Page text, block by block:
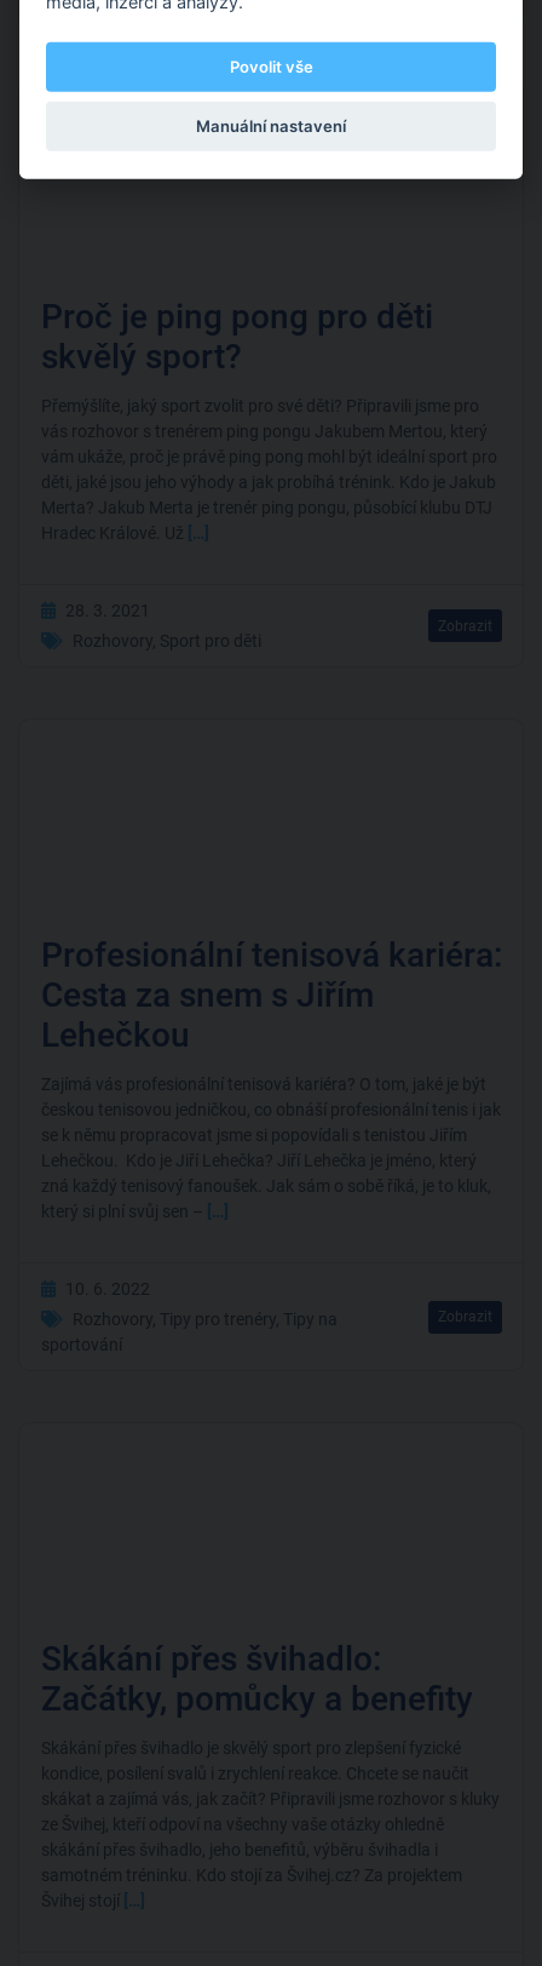
Proč je ping pong pro děti
skvělý sport?
Přemýšlíte, jaký sport zvolit pro své děti? Připravili jsme pro
vás rozhovor s trenérem ping pongu Jakubem Mertou, který
vám ukáže, proč je právě ping pong mohl být ideální sport pro
děti, jaké jsou jeho výhody a jak probíhá trénink. Kdo je Jakub
Merta? Jakub Merta je trenér ping pongu, působící klubu DTJ
Hradec Králové. Už […]
28. 3. 2021
Rozhovory, Sport pro děti
Zobrazit
Profesionální tenisová kariéra:
Cesta za snem s Jiřím
Lehečkou
Zajímá vás profesionální tenisová kariéra? O tom, jaké je být
českou tenisovou jedničkou, co obnáší profesionální tenis i jak
se k němu propracovat jsme si popovídali s tenistou Jiřím
Lehečkou. Kdo je Jiří Lehečka? Jiří Lehečka je jméno, který
zná každý tenisový fanoušek. Jak sám o sobě říká, je to kluk,
který si plní svůj sen – […]
10. 6. 2022
Rozhovory, Tipy pro trenéry, Tipy na
sportování
Zobrazit
Skákání přes švihadlo:
Začátky, pomůcky a benefity
Skákání přes švihadlo je skvělý sport pro zlepšení fyzické
kondice, posílení svalů i zrychlení reakce. Chcete se naučit
skákat a zajímá vás, jak začít? Připravili jsme rozhovor s kluky
ze Švihej, kteří odpoví na všechny vaše otázky ohledně
skákání přes švihadlo, jeho benefitů, výběru švihadla i
samotném tréninku. Kdo stojí za Švihej.cz? Za projektem
Švihej stojí […]
Povolit vše
Manuální nastavení